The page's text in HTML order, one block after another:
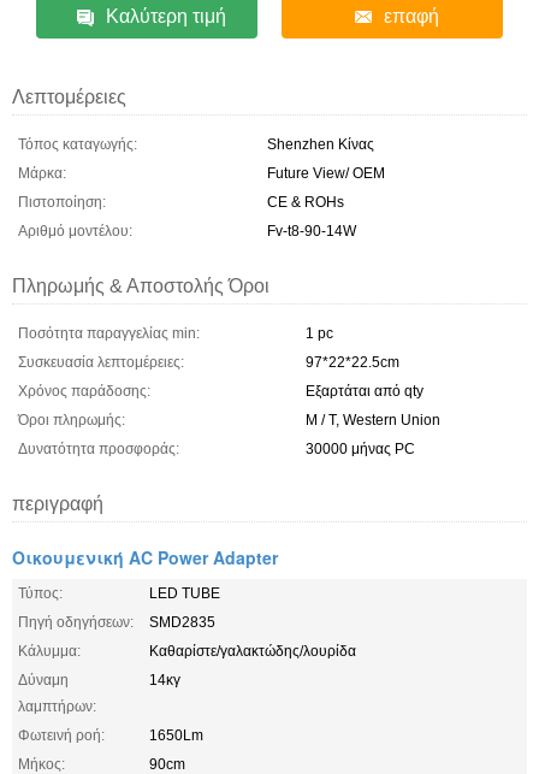
Καλύτερη τιμή επαφή
Λεπτομέρειες
Τόπος καταγωγής:
Shenzhen Κίνας
Μάρκα:
Future View/ OEM
Πιστοποίηση:
CE & ROHs
Αριθμό μοντέλου:
Fv-t8-90-14W
Πληρωμής & Αποστολής Όροι
Ποσότητα παραγγελίας min:
1 pc
Συσκευασία λεπτομέρειες:
97*22*22.5cm
Χρόνος παράδοσης:
Εξαρτάται από qty
Όροι πληρωμής:
Μ / Τ, Western Union
Δυνατότητα προσφοράς:
30000 μήνας PC
περιγραφή
Οικουμενική AC Power Adapter
Τύπος:
LED TUBE
Πηγή οδηγήσεων:
SMD2835
Κάλυμμα:
Καθαρίστε/γαλακτώδης/λουρίδα
Δύναμη
λαμπτήρων:
14κγ
Φωτεινή ροή:
1650Lm
Μήκος:
90cm